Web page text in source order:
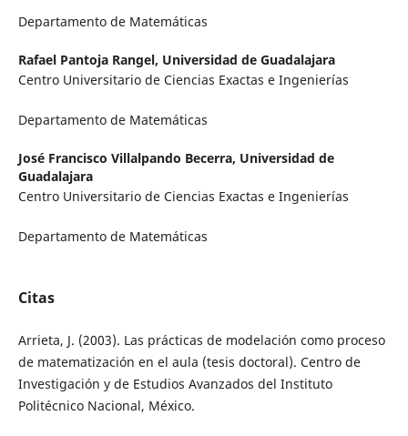
Departamento de Matemáticas
Rafael Pantoja Rangel, Universidad de Guadalajara
Centro Universitario de Ciencias Exactas e Ingenierías
Departamento de Matemáticas
José Francisco Villalpando Becerra, Universidad de
Guadalajara
Centro Universitario de Ciencias Exactas e Ingenierías
Departamento de Matemáticas
Citas
Arrieta, J. (2003). Las prácticas de modelación como proceso
de matematización en el aula (tesis doctoral). Centro de
Investigación y de Estudios Avanzados del Instituto
Politécnico Nacional, México.